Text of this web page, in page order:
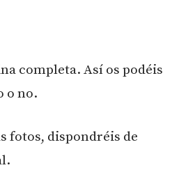
completa. Así os podéis
o no.
fotos, dispondréis de